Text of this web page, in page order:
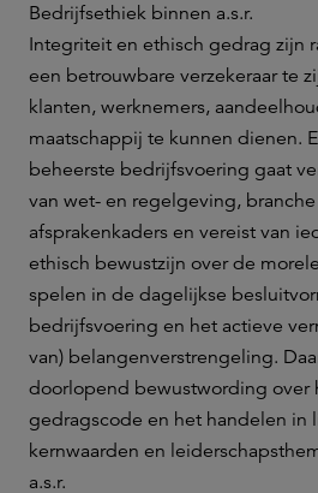
Bedrijfsethiek binnen a.s.r.
Integriteit en ethisch gedrag zijn
een betrouwbare verzekeraar te
klanten, werknemers,
maatschappij te kunnen dienen.
beheerste bedrijfsvoering gaat
van wet- en regelgeving,
afsprakenkaders en vereist van
ethisch bewustzijn over de
spelen in de dagelijkse
bedrijfsvoering en het actieve
van) belangenverstrengeling.
doorlopend bewustwording over
gedragscode en het handelen in
kernwaarden en
a.s.r.